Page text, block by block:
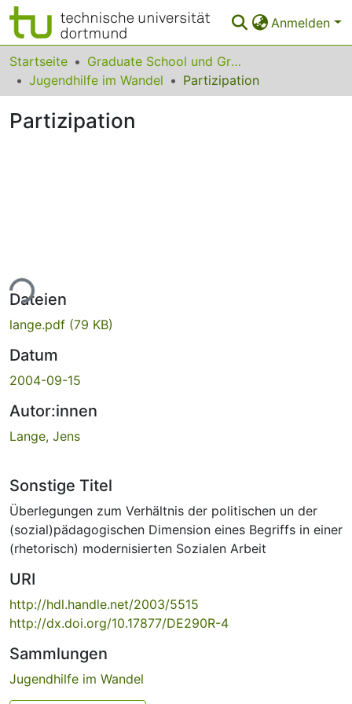
Anmelden
Bereiche & Sammlungen
Das gesamte Repositorium
Statistiken
Startseite
Graduate School und Graduiertenkollegs
Jugendhilfe im Wandel
Partizipation
Partizipation
Dateien
lange.pdf (79 KB)
Datum
2004-09-15
Autor:innen
Lange, Jens
Sonstige Titel
Überlegungen zum Verhältnis der politischen un der
(sozial)pädagogischen Dimension eines Begriffs in einer
(rhetorisch) modernisierten Sozialen Arbeit
URI
http://hdl.handle.net/2003/5515
http://dx.doi.org/10.17877/DE290R-4
Sammlungen
Jugendhilfe im Wandel